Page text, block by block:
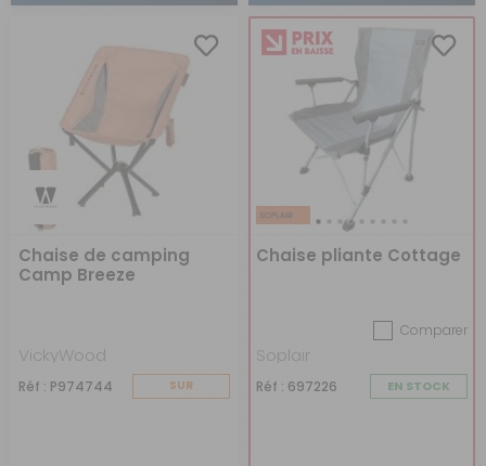
Chaise de camping
Camp Breeze
VickyWood
Réf : P974744
SUR
Chaise pliante Cottage
Comparer
Soplair
Réf : 697226 EN STOCK